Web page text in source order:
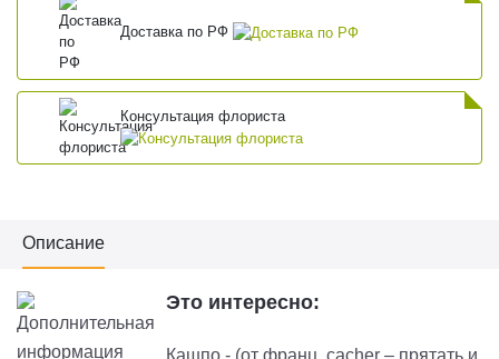
Доставка по РФ
Консультация флориста
Описание
Это интересно:
Кашпо - (от франц. cacher – прятать и